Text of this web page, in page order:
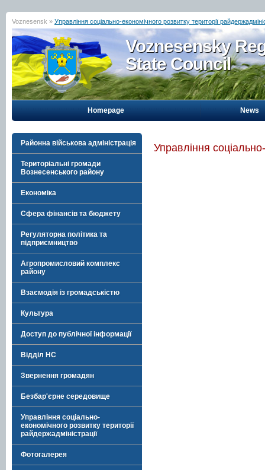
Voznesensk » Управління соціально-економічного розвитку території
Voznesensky
State Council
Homepage News
Районна військова адміністрація
Територіальні громади
Вознесенського району
Економіка
Сфера фінансів та бюджету
Регуляторна політика та
підприємництво
Агропромисловий комплекс
району
Взаємодія із громадськістю
Культура
Доступ до публічної інформації
Відділ НС
Звернення громадян
Безбар'єрне середовище
Управління соціально-
економічного розвитку території
райдержадміністрації
Фотогалерея
Управління